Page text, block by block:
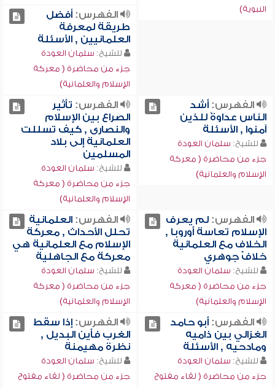
النبوية)
الفهرس:أفضل
طريقة لمعرفة
العلمانيين , الأسئلة
للشيخ: سلمان العودة
جزء من محاضرة ( معركة
الإسلام والعلمانية)
الفهرس:أشد
الناس عداوةً للذين
آمنوا , الأسئلة
للشيخ: سلمان العودة
جزء من محاضرة ( معركة
الإسلام والعلمانية)
الفهرس: تأثير
الصراع بين الإسلام
والنصارى , كيف تسللت
العلمانية إلى بلاد
المسلمين
للشيخ: سلمان العودة
جزء من محاضرة ( معركة
الإسلام والعلمانية)
الفهرس:لم يعرف
الإسلام تعاسة أوروبا ,
الخلاف مع العلمانية
خلافٌ جوهري
للشيخ: سلمان العودة
جزء من محاضرة ( معركة
الإسلام والعلمانية)
الفهرس:العلمانية
تحلل الأحداث , معركة
الإسلام مع العلمانية هي
معركة مع الجاهلية
للشيخ: سلمان العودة
جزء من محاضرة ( معركة
الإسلام والعلمانية)
الفهرس:أبو حامد
الغزالي بين ذاميه
ومادحيه , الأسئلة
للشيخ: سلمان العودة
جزء من محاضرة ( لقاء مفتوح
الفهرس:إذا سقط
الغرب فأين البديل ,
نظرة مهيمنة
للشيخ: سلمان العودة
جزء من محاضرة ( لقاء مفتوح